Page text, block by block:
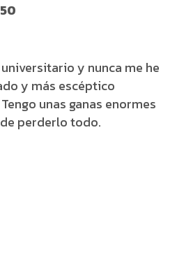
y nunca me he
y más escéptico
unas ganas enormes
perderlo todo.